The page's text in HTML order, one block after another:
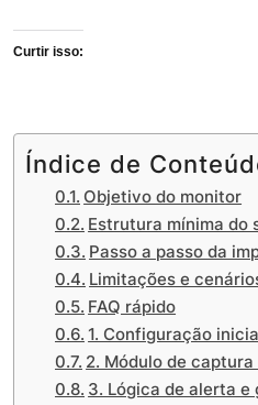
Curtir isso:
Índice de
Objetivo do monitor
Estrutura mínima do
Passo a passo da
Limitações e
FAQ rápido
1. Configuração
2. Módulo de
3. Lógica de alerta e